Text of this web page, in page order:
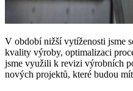
V období nižší vytíženosti jsme
kvality výroby, optimalizaci
jsme využili k revizi výrobních
nových projektů, které budou